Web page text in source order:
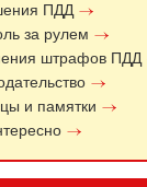
ПДД
за рулем
штрафов ПДД
и памятки